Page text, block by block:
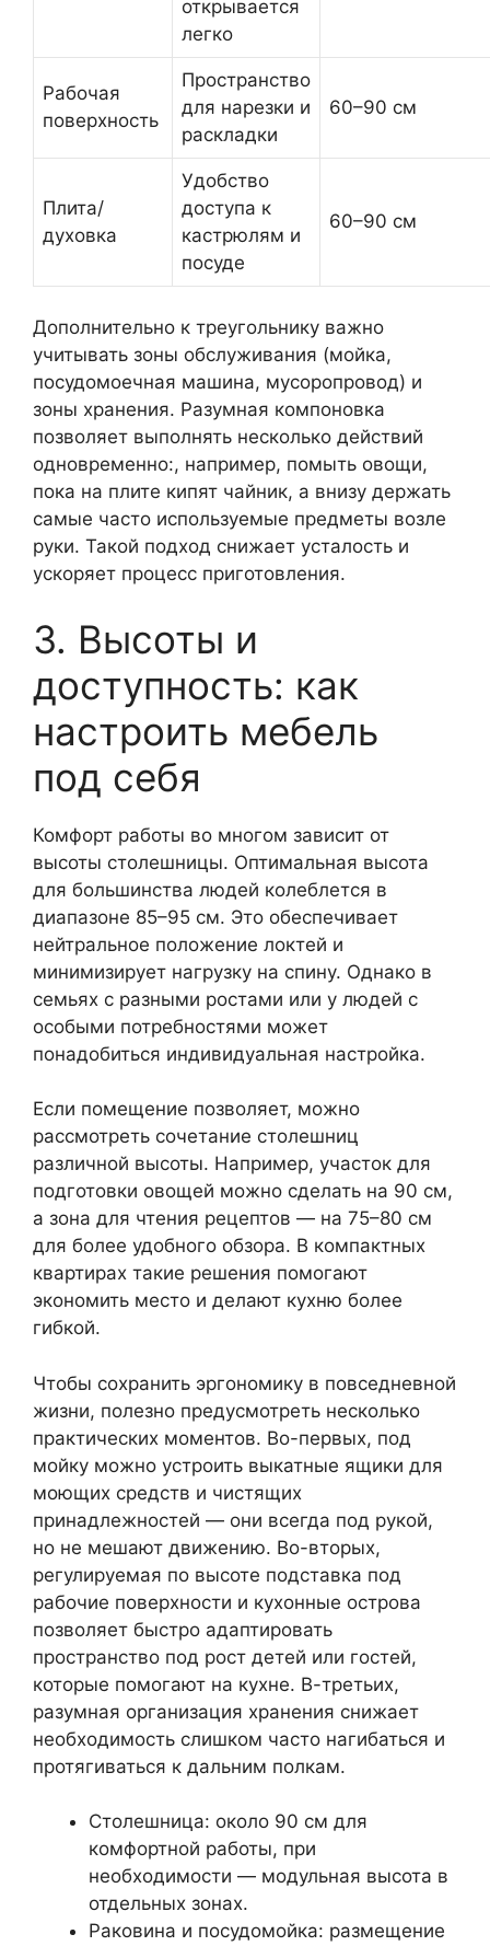
открывается
легко
Рабочая
поверхность
Пространство
для нарезки и
раскладки
60–90 см
Плита/
духовка
Удобство
доступа к
кастрюлям и
посуде
60–90 см
Дополнительно к треугольнику важно
учитывать зоны обслуживания (мойка,
посудомоечная машина, мусоропровод) и
зоны хранения. Разумная компоновка
позволяет выполнять несколько действий
одновременно:, например, помыть овощи,
пока на плите кипят чайник, а внизу держать
самые часто используемые предметы возле
руки. Такой подход снижает усталость и
ускоряет процесс приготовления.
3. Высоты и
доступность: как
настроить мебель
под себя
Комфорт работы во многом зависит от
высоты столешницы. Оптимальная высота
для большинства людей колеблется в
диапазоне 85–95 см. Это обеспечивает
нейтральное положение локтей и
минимизирует нагрузку на спину. Однако в
семьях с разными ростами или у людей с
особыми потребностями может
понадобиться индивидуальная настройка.
Если помещение позволяет, можно
рассмотреть сочетание столешниц
различной высоты. Например, участок для
подготовки овощей можно сделать на 90 см,
а зона для чтения рецептов — на 75–80 см
для более удобного обзора. В компактных
квартирах такие решения помогают
экономить место и делают кухню более
гибкой.
Чтобы сохранить эргономику в повседневной
жизни, полезно предусмотреть несколько
практических моментов. Во-первых, под
мойку можно устроить выкатные ящики для
моющих средств и чистящих
принадлежностей — они всегда под рукой,
но не мешают движению. Во-вторых,
регулируемая по высоте подставка под
рабочие поверхности и кухонные острова
позволяет быстро адаптировать
пространство под рост детей или гостей,
которые помогают на кухне. В-третьих,
разумная организация хранения снижает
необходимость слишком часто нагибаться и
протягиваться к дальним полкам.
Столешница: около 90 см для
комфортной работы, при
необходимости — модульная высота в
отдельных зонах.
Раковина и посудомойка: размещение